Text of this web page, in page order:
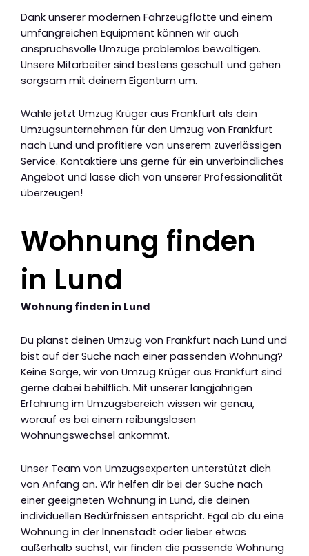
Dank unserer modernen Fahrzeugflotte und einem
umfangreichen Equipment können wir auch
anspruchsvolle Umzüge problemlos bewältigen.
Unsere Mitarbeiter sind bestens geschult und gehen
sorgsam mit deinem Eigentum um.
Wähle jetzt Umzug Krüger aus Frankfurt als dein
Umzugsunternehmen für den Umzug von Frankfurt
nach Lund und profitiere von unserem zuverlässigen
Service. Kontaktiere uns gerne für ein unverbindliches
Angebot und lasse dich von unserer Professionalität
überzeugen!
Wohnung finden
in Lund
Wohnung finden in Lund
Du planst deinen Umzug von Frankfurt nach Lund und
bist auf der Suche nach einer passenden Wohnung?
Keine Sorge, wir von Umzug Krüger aus Frankfurt sind
gerne dabei behilflich. Mit unserer langjährigen
Erfahrung im Umzugsbereich wissen wir genau,
worauf es bei einem reibungslosen
Wohnungswechsel ankommt.
Unser Team von Umzugsexperten unterstützt dich
von Anfang an. Wir helfen dir bei der Suche nach
einer geeigneten Wohnung in Lund, die deinen
individuellen Bedürfnissen entspricht. Egal ob du eine
Wohnung in der Innenstadt oder lieber etwas
außerhalb suchst, wir finden die passende Wohnung